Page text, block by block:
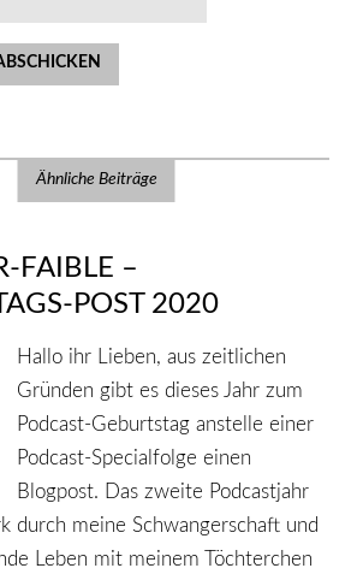
Ähnliche Beiträge
FAIBLE –
POST 2020
Hallo ihr Lieben, aus zeitlichen
Gründen gibt es dieses Jahr zum
Podcast-Geburtstag anstelle einer
Podcast-Specialfolge einen
Blogpost. Das zweite Podcastjahr
durch meine Schwangerschaft und
Leben mit meinem Töchterchen